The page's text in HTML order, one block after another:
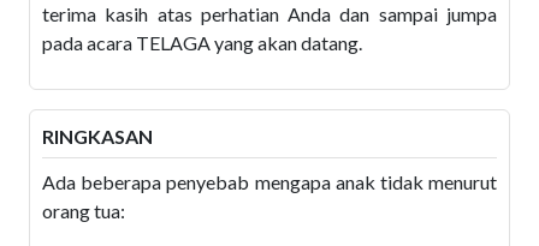
terima kasih atas perhatian Anda dan sampai jumpa
pada acara TELAGA yang akan datang.
RINGKASAN
Ada beberapa penyebab mengapa anak tidak menurut
orang tua: